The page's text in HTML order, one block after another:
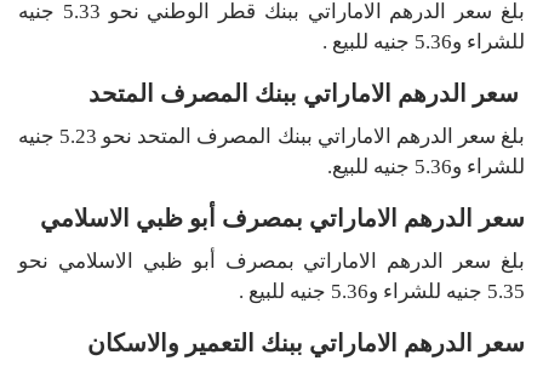
بلغ سعر الدرهم الاماراتي ببنك قطر الوطني نحو 5.33 جنيه
للشراء و5.36 جنيه للبيع .
سعر الدرهم الاماراتي ببنك المصرف المتحد
بلغ سعر الدرهم الاماراتي ببنك المصرف المتحد نحو 5.23 جنيه
للشراء و5.36 جنيه للبيع.
سعر الدرهم الاماراتي بمصرف أبو ظبي الاسلامي
بلغ سعر الدرهم الاماراتي بمصرف أبو ظبي الاسلامي نحو
5.35 جنيه للشراء و5.36 جنيه للبيع .
سعر الدرهم الاماراتي ببنك التعمير والاسكان